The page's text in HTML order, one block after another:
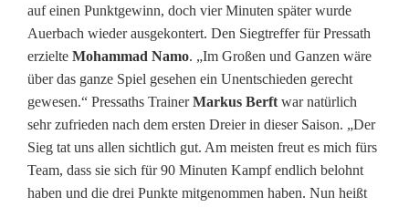
auf einen Punktgewinn, doch vier Minuten später wurde
Auerbach wieder ausgekontert. Den Siegtreffer für Pressath
erzielte Mohammad Namo. „Im Großen und Ganzen wäre
über das ganze Spiel gesehen ein Unentschieden gerecht
gewesen.“ Pressaths TrainerMarkus Berft war natürlich
sehr zufrieden nach dem ersten Dreier in dieser Saison. „Der
Sieg tat uns allen sichtlich gut. Am meisten freut es mich fürs
Team, dass sie sich für 90 Minuten Kampf endlich belohnt
haben und die drei Punkte mitgenommen haben. Nun heißt